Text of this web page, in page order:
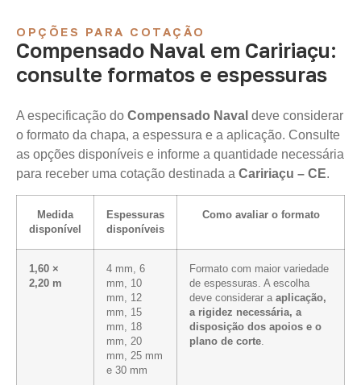
OPÇÕES PARA COTAÇÃO
Compensado Naval em Caririaçu:
consulte formatos e espessuras
A especificação do Compensado Naval deve considerar
o formato da chapa, a espessura e a aplicação. Consulte
as opções disponíveis e informe a quantidade necessária
para receber uma cotação destinada a Caririaçu – CE.
Medida
disponível
Espessuras
disponíveis
Como avaliar o formato
1,60 ×
2,20 m
4 mm, 6
mm, 10
mm, 12
mm, 15
mm, 18
mm, 20
mm, 25 mm
e 30 mm
Formato com maior variedade
de espessuras. A escolha
deve considerar a aplicação,
a rigidez necessária, a
disposição dos apoios e o
plano de corte.